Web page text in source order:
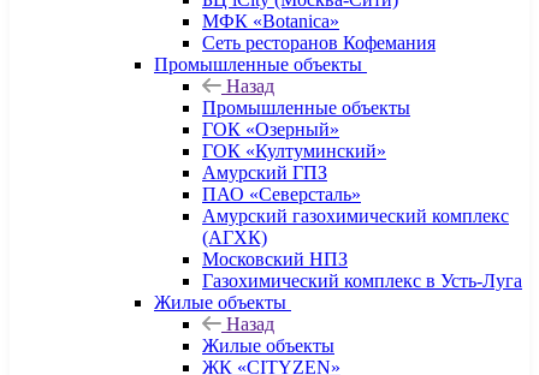
МФК «Botanica»
Сеть ресторанов Кофемания
Промышленные объекты
Назад
Промышленные объекты
ГОК «Озерный»
ГОК «Култуминский»
Амурский ГПЗ
ПАО «Северсталь»
Амурский газохимический комплекс
(АГХК)
Московский НПЗ
Газохимический комплекс в Усть-Луга
Жилые объекты
Назад
Жилые объекты
ЖК «CITYZEN»